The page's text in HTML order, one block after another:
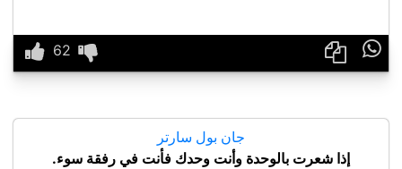

جان بول سارتر
إذا شعرت بالوحدة وأنت وحدك فأنت في رفقة سوء.